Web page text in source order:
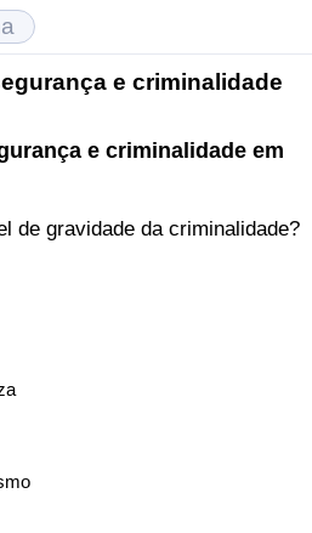
e criminalidade
e criminalidade em
de gravidade da criminalidade?
(Atual)
Por País
Imóveis (Atual)
Imóveis por País
de Vida
Vida (Atual)
por país
(Atual)